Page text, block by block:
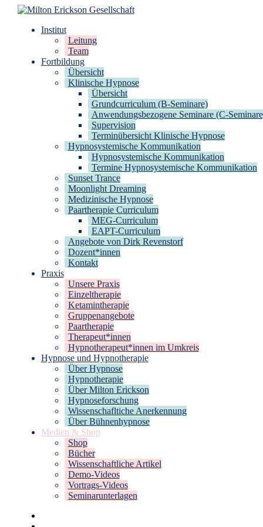
Zum
springenMilton Erickson Gesellschaft
für klinische Hypnose – Regionalstelle Tübingen
Institut
Leitung
Team
Fortbildung
Übersicht
Klinische Hypnose
Übersicht
Grundcurriculum (B-Seminare)
Anwendungsbezogene Seminare (C-
Supervision
Terminübersicht Klinische Hypnose
Hypnosystemische Kommunikation
Hypnosystemische Kommunikation
Termine Hypnosystemische Kommunikation
Sunset Trance
Moonlight Dreaming
Medizinische Hypnose
Paartherapie Curriculum
MEG-Curriculum
EAPT-Curriculum
Angebote von Dirk Revenstorf
Dozent*innen
Kontakt
Praxis
Unsere Praxis
Einzeltherapie
Ketamintherapie
Gruppenangebote
Paartherapie
Therapeut*innen
Hypnotherapeut*innen im Umkreis
Hypnose und Hypnotherapie
Über Hypnose
Hypnotherapie
Über Milton Erickson
Hypnoseforschung
Wissenschafltiche Anerkennung
Über Bühnenhypnose
Medien & Shop
Shop
Bücher
Wissenschaftliche Artikel
Demo-Videos
Vortrags-Videos
Seminarunterlagen